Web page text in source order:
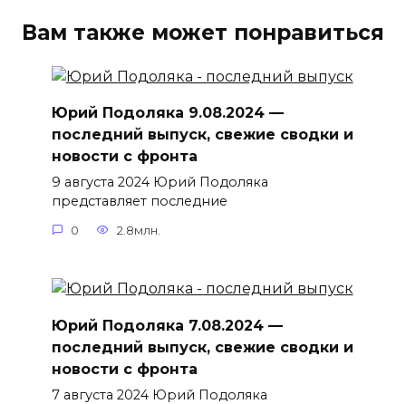
Вам также может понравиться
Юрий Подоляка 9.08.2024 —
последний выпуск, свежие сводки и
новости с фронта
9 августа 2024 Юрий Подоляка
представляет последние
0 2.8млн.
Юрий Подоляка 7.08.2024 —
последний выпуск, свежие сводки и
новости с фронта
7 августа 2024 Юрий Подоляка